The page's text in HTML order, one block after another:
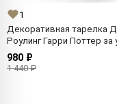
1
Декоративная тарелка
Роулинг Гарри Поттер за
980 ₽
1 440 ₽